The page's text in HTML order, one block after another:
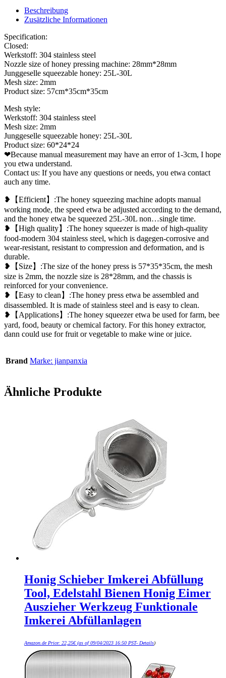
Beschreibung
Zusätzliche Informationen
Specification:
Closed:
Werkstoff: 304 stainless steel
Nozzle size of honey pressing machine: 28mm*28mm
Junggeselle squeezable honey: 25L-30L
Mesh size: 2mm
Product size: 57cm*35cm*35cm
Mesh style:
Werkstoff: 304 stainless steel
Mesh size: 2mm
Junggeselle squeezable honey: 25L-30L
Product size: 60*24*24
❤Because manual measurement may have an error of 1-3cm, I hope
you etwa understand.
Contact us: If you have any questions or needs, you etwa contact
auch any time.
❥【Efficient】:The honey squeezing machine adopts manual
working mode, the speed etwa be adjusted according to the demand,
and the honey etwa be squeezed 25L-30L non…single time.
❥【High quality】:The honey squeezer is made of high-quality
food-modern 304 stainless steel, which is dagegen-corrosive and
wear-resistant, resistant to compression and deformation, and is
durable.
❥【Size】:The size of the honey press is 57*35*35cm, the mesh
size is 2mm, the nozzle size is 28*28mm, and the chassis is
reinforced for your convenience.
❥【Easy to clean】:The honey press etwa be assembled and
disassembled. It is made of stainless steel and is easy to clean.
❥【Applications】:The honey squeezer etwa be used for farm, bee
yard, food, beauty or chemical factory. For this honey extractor,
dann could use for fruit or vegetable to make wine or juice.
Brand Marke: jianpanxia
Ähnliche Produkte
Honig Schieber Imkerei Abfüllung
Tool, Edelstahl Bienen Honig Eimer
Auszieher Werkzeug Funktionale
Imkerei Abfüllanlagen
Amazon.de Price: 22,25€(as of 09/04/2023 16:50 PST- Details)